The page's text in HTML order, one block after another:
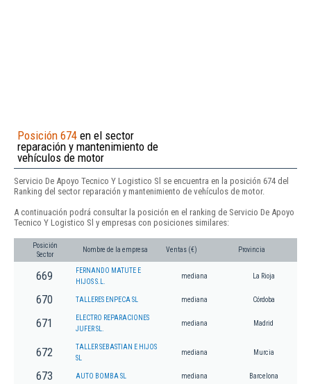
Posición 674 en el sector
reparación y mantenimiento de
vehículos de motor
Servicio De Apoyo Tecnico Y Logistico Sl se encuentra en la posición 674 del
Ranking del sector reparación y mantenimiento de vehículos de motor.
A continuación podrá consultar la posición en el ranking de Servicio De Apoyo
Tecnico Y Logistico Sl y empresas con posiciones similares:
Posición
Sector
Nombre de la empresa Ventas (€) Provincia
669
FERNANDO MATUTE E
HIJOS S.L.
mediana La Rioja
670 TALLERES ENPECA SL mediana Córdoba
671
ELECTRO REPARACIONES
JUFER SL.
mediana Madrid
672
TALLER SEBASTIAN E HIJOS
SL
mediana Murcia
673 AUTO BOMBA SL mediana Barcelona